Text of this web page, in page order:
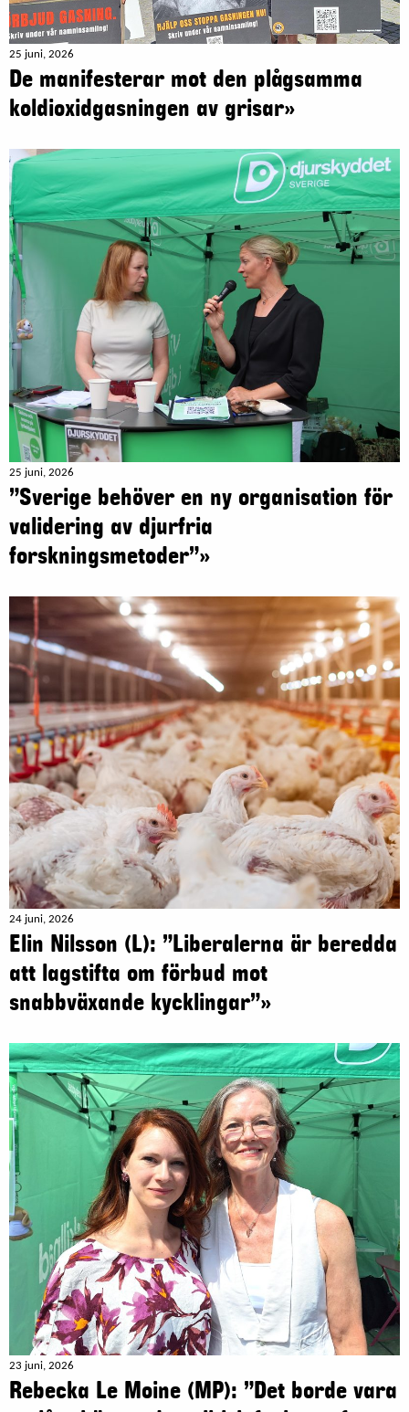
25 juni, 2026
De manifesterar mot den plågsamma
koldioxidgasningen av grisar»
25 juni, 2026
”Sverige behöver en ny organisation för
validering av djurfria
forskningsmetoder”»
24 juni, 2026
Elin Nilsson (L): ”Liberalerna är beredda
att lagstifta om förbud mot
snabbväxande kycklingar”»
23 juni, 2026
Rebecka Le Moine (MP): ”Det borde vara